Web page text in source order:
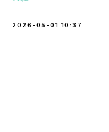
2026-05-01 10:37